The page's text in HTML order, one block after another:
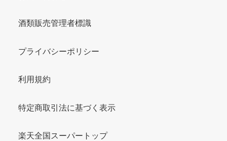
酒類販売管理者標識
プライバシーポリシー
利用規約
特定商取引法に基づく表示
楽天全国スーパートップ